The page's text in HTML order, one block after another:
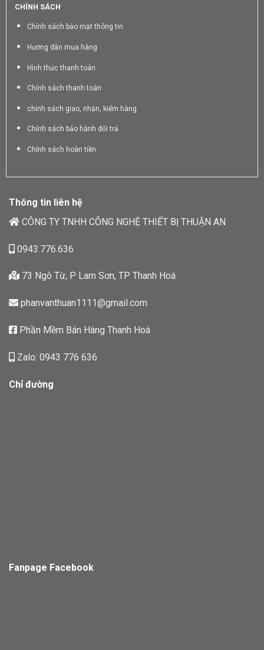
CHÍNH SÁCH
Chính sách bảo mật thông tin
Hướng dẫn mua hàng
Hình thức thanh toán
Chính sách thanh toán
chính sách giao, nhận, kiểm hàng
Chính sách bảo hành đổi trả
Chính sách hoàn tiền
Thông tin liên hệ
CÔNG TY TNHH CÔNG NGHỆ THIẾT BỊ THUẬN AN
0943.776.636
73 Ngô Từ, P Lam Sơn, TP Thanh Hoá
phanvanthuan1111@gmail.com
Phần Mềm Bán Hàng Thanh Hoá
Zalo: 0943 776 636
Chỉ đường
Fanpage Facebook